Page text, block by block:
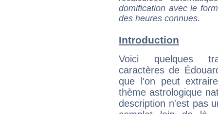
domification avec le
des heures connues.
Introduction
Voici quelques
caractères de
que l'on peut
thème astrologique
description n'est pas